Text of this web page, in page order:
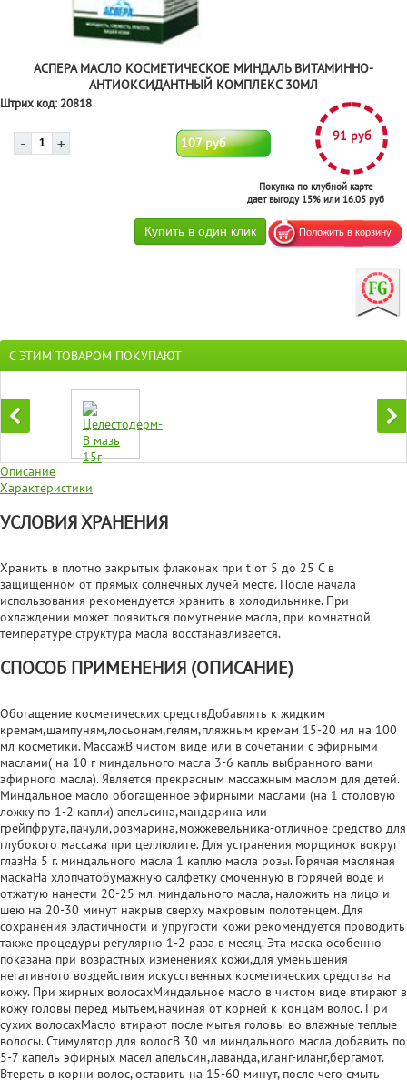
АСПЕРА МАСЛО КОСМЕТИЧЕСКОЕ МИНДАЛЬ ВИТАМИННО-
АНТИОКСИДАНТНЫЙ КОМПЛЕКС 30МЛ
Штрих код:20818
107 руб 91 руб
Покупка по клубной карте
дает выгоду 15% или 16.05 руб
С ЭТИМ ТОВАРОМ ПОКУПАЮТ
Описание
Характеристики
УСЛОВИЯ ХРАНЕНИЯ
Хранить в плотно закрытых флаконах при t от 5 до 25 С в
защищенном от прямых солнечных лучей месте. После начала
использования рекомендуется хранить в холодильнике. При
охлаждении может появиться помутнение масла, при комнатной
температуре структура масла восстанавливается.
СПОСОБ ПРИМЕНЕНИЯ (ОПИСАНИЕ)
Обогащение косметических средствДобавлять к жидким
кремам,шампуням,лосьонам,гелям,пляжным кремам 15-20 мл на 100
мл косметики. МассажВ чистом виде или в сочетании с эфирными
маслами( на 10 г миндального масла 3-6 капль выбранного вами
эфирного масла). Является прекрасным массажным маслом для детей.
Миндальное масло обогащенное эфирными маслами (на 1 столовую
ложку по 1-2 капли) апельсина,мандарина или
грейпфрута,пачули,розмарина,можжевельника-отличное средство для
глубокого массажа при целлюлите. Для устранения морщинок вокруг
глазНа 5 г. миндального масла 1 каплю масла розы. Горячая масляная
маскаНа хлопчатобумажную салфетку смоченную в горячей воде и
отжатую нанести 20-25 мл. миндального масла, наложить на лицо и
шею на 20-30 минут накрыв сверху махровым полотенцем. Для
сохранения эластичности и упругости кожи рекомендуется проводить
также процедуры регулярно 1-2 раза в месяц. Эта маска особенно
показана при возрастных изменениях кожи,для уменьшения
негативного воздействия искусственных косметических средства на
кожу. При жирных волосахМиндальное масло в чистом виде втирают в
кожу головы перед мытьем,начиная от корней к концам волос. При
сухих волосахМасло втирают после мытья головы во влажные теплые
волосы. Стимулятор для волосВ 30 мл миндального масла добавить по
5-7 капель эфирных масел апельсин,лаванда,иланг-иланг,бергамот.
Втереть в корни волос, оставить на 15-60 минут, после чего смыть